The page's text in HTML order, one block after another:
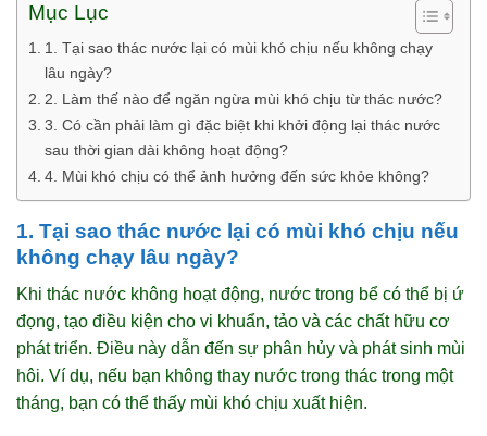
Mục Lục
1. Tại sao thác nước lại có mùi khó chịu nếu không chạy
lâu ngày?
2. Làm thế nào để ngăn ngừa mùi khó chịu từ thác nước?
3. Có cần phải làm gì đặc biệt khi khởi động lại thác nước
sau thời gian dài không hoạt động?
4. Mùi khó chịu có thể ảnh hưởng đến sức khỏe không?
1. Tại sao thác nước lại có mùi khó chịu nếu
không chạy lâu ngày?
Khi thác nước không hoạt động, nước trong bể có thể bị ứ
đọng, tạo điều kiện cho vi khuẩn, tảo và các chất hữu cơ
phát triển. Điều này dẫn đến sự phân hủy và phát sinh mùi
hôi. Ví dụ, nếu bạn không thay nước trong thác trong một
tháng, bạn có thể thấy mùi khó chịu xuất hiện.